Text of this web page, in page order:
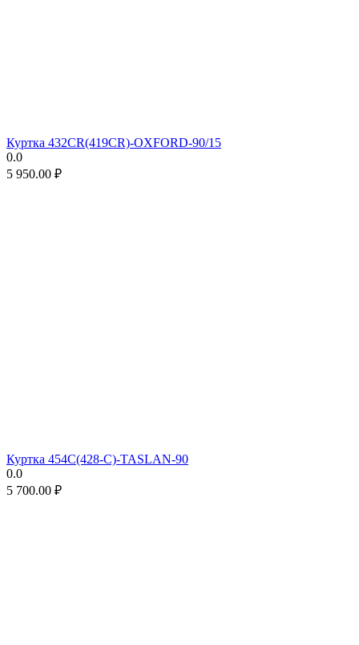
Куртка 432CR(419CR)-OXFORD-90/15
0.0
5 950.00 ₽
Куртка 454C(428-C)-TASLAN-90
0.0
5 700.00 ₽